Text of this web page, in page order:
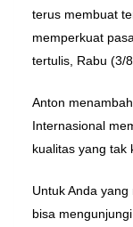
terus membuat
memperkuat
tertulis, Rabu (3/
Anton
Internasional
kualitas yang tak
Untuk Anda
bisa